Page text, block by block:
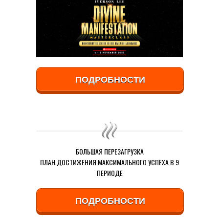
ПОДРОБНОСТИ
БОЛЬШАЯ ПЕРЕЗАГРУЗКА
ПЛАН ДОСТИЖЕНИЯ МАКСИМАЛЬНОГО УСПЕХА В 9
ПЕРИОДЕ
ПОДРОБНОСТИ